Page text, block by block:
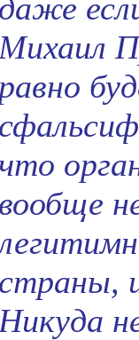
даже
Михаил
равно
что
вообще
страны,
Никуда